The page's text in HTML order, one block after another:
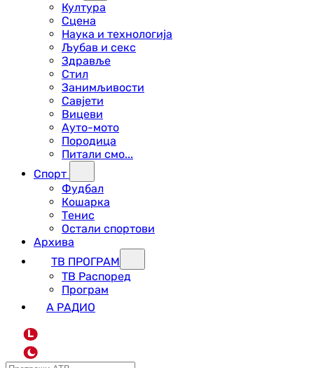
Култура
Сцена
Наука и технологија
Љубав и секс
Здравље
Стил
Занимљивости
Савјети
Вицеви
Ауто-мото
Породица
Питали смо...
Спорт
Фудбал
Кошарка
Тенис
Остали спортови
Архива
ТВ ПРОГРАМ
ТВ Распоред
Програм
А РАДИО
L